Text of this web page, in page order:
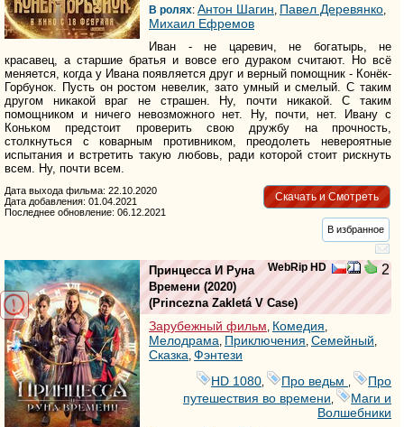
В ролях: Антон Шагин, Павел Деревянко,
Михаил Ефремов
Иван - не царевич, не богатырь, не
красавец, а старшие братья и вовсе его дураком считают. Но всё
меняется, когда у Ивана появляется друг и верный помощник - Конёк-
Горбунок. Пусть он ростом невелик, зато умный и смелый. С таким
другом никакой враг не страшен. Ну, почти никакой. С таким
помощником и ничего невозможного нет. Ну, почти, нет. Ивану с
Коньком предстоит проверить свою дружбу на прочность,
столкнуться с коварным противником, преодолеть невероятные
испытания и встретить такую любовь, ради которой стоит рискнуть
всем. Ну, почти всем.
Скачать и Смотреть
Дата выхода фильма: 22.10.2020
Дата добавления: 01.04.2021
Последнее обновление: 06.12.2021
В избранное
WebRip HD 2
Принцесса И Руна
Времени (2020)
(Princezna Zakletá V Case)
Зарубежный фильм, Комедия,
Мелодрама, Приключения, Семейный,
Сказка, Фэнтези
HD 1080
Про ведьм
Про
путешествия во времени
Маги и
Волшебники